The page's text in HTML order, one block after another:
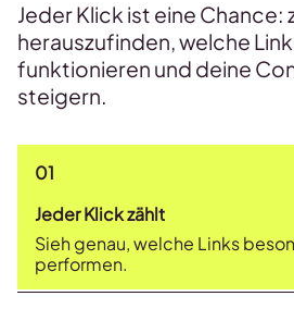
Jeder Klick ist eine Chance:
herauszufinden, welche
funktionieren und deine
steigern.
01
Jeder Klick zählt
Sieh genau, welche Links
performen.